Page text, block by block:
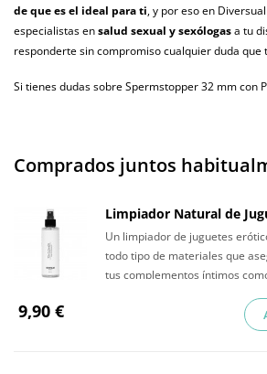
de que es el ideal para ti, y por eso en
especialistas ensalud sexual y sexólogasa tu
responderte sin compromiso cualquier duda que
Si tienes dudas sobre Spermstopper 32 mm con
Comprados juntos
Limpiador Natural de
Un limpiador de juguetes
todo tipo de materiales que
tus complementos íntimos
9,90 €